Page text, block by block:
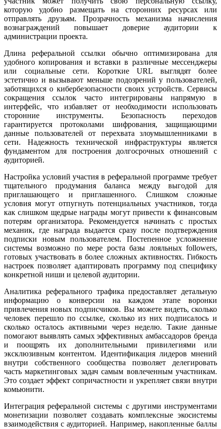
которую удобно размещать на сторонних ресурсах или
отправлять друзьям. Прозрачность механизма начисления
вознаграждений повышает доверие аудитории к
администрации проекта.
Длина реферальной ссылки обычно оптимизирована для
удобного копирования и вставки в различные мессенджеры
или социальные сети. Короткие URL выглядят более
эстетично и вызывают меньше подозрений у пользователей,
заботящихся о кибербезопасности своих устройств. Сервисы
сокращения ссылок часто интегрированы напрямую в
интерфейс, что избавляет от необходимости использовать
сторонние инструменты. Безопасность переходов
гарантируется протоколами шифрования, защищающими
данные пользователей от перехвата злоумышленниками в
сети. Надежность технической инфраструктуры является
фундаментом для построения долгосрочных отношений с
аудиторией.
Настройка условий участия в реферальной программе требует
тщательного продумания баланса между выгодой для
приглашающего и приглашенного. Слишком сложные
условия могут отпугнуть потенциальных участников, тогда
как слишком щедрые награды могут привести к финансовым
потерям организатора. Рекомендуется начинать с простых
механик, где награда выдается сразу после подтверждения
подписки новым пользователем. Постепенное усложнение
системы возможно по мере роста базы лояльных followers,
готовых участвовать в более сложных активностях. Гибкость
настроек позволяет адаптировать программу под специфику
конкретной ниши и целевой аудитории.
Аналитика реферального трафика предоставляет детальную
информацию о конверсии на каждом этапе воронки
привлечения новых подписчиков. Вы можете видеть, сколько
человек перешло по ссылке, сколько из них подписалось и
сколько осталось активными через неделю. Такие данные
помогают выявлять самых эффективных амбассадоров бренда
и поощрять их дополнительными привилегиями или
эксклюзивным контентом. Идентификация лидеров мнений
внутри собственного сообщества позволяет делегировать
часть маркетинговых задач самым вовлеченным участникам.
Это создает эффект сопричастности и укрепляет связи внутри
комьюнити.
Интеграция реферальной системы с другими инструментами
монетизации позволяет создавать комплексные экосистемы
взаимодействия с аудиторией. Например, накопленные баллы